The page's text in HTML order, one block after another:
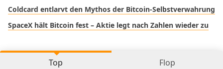
Coldcard entlarvt den Mythos der Bitcoin-Selbstverwahrung
SpaceX hält Bitcoin fest – Aktie legt nach Zahlen wieder zu
Top Flop